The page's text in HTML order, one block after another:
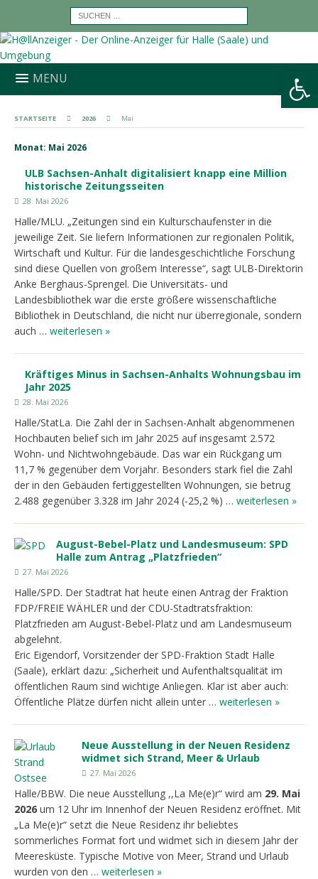
Werkzeugleiste öffnen
MENU
STARTSEITE 2026 Mai
Monat: Mai 2026
ULB Sachsen-Anhalt digitalisiert knapp eine Million
historische Zeitungsseiten
28. Mai 2026
Halle/MLU. „Zeitungen sind ein Kulturschaufenster in die
jeweilige Zeit. Sie liefern Informationen zur regionalen Politik,
Wirtschaft und Kultur. Für die landesgeschichtliche Forschung
sind diese Quellen von großem Interesse“, sagt ULB-Direktorin
Anke Berghaus-Sprengel. Die Universitäts- und
Landesbibliothek war die erste größere wissenschaftliche
Bibliothek in Deutschland, die nicht nur überregionale, sondern
auch … weiterlesen »
Kräftiges Minus in Sachsen-Anhalts Wohnungsbau im
Jahr 2025
28. Mai 2026
Halle/StatLa. Die Zahl der in Sachsen-Anhalt abgenommenen
Hochbauten belief sich im Jahr 2025 auf insgesamt 2.572
Wohn- und Nichtwohngebäude. Das war ein Rückgang um
11,7 % gegenüber dem Vorjahr. Besonders stark fiel die Zahl
der in den Gebäuden fertiggestellten Wohnungen, sie betrug
2.488 gegenüber 3.328 im Jahr 2024 (-25,2 %) … weiterlesen »
August-Bebel-Platz und Landesmuseum: SPD
Halle zum Antrag „Platzfrieden“
27. Mai 2026
Halle/SPD. Der Stadtrat hat heute einen Antrag der Fraktion
FDP/FREIE WÄHLER und der CDU-Stadtratsfraktion:
Platzfrieden am August-Bebel-Platz und am Landesmuseum
abgelehnt.
Eric Eigendorf, Vorsitzender der SPD-Fraktion Stadt Halle
(Saale), erklärt dazu: „Sicherheit und Aufenthaltsqualität im
öffentlichen Raum sind wichtige Anliegen. Klar ist aber auch:
Öffentliche Plätze dürfen nicht allein unter … weiterlesen »
Neue Ausstellung in der Neuen Residenz
widmet sich Strand, Meer & Urlaub
27. Mai 2026
Halle/BBW. Die neue Ausstellung ,,La Me(e)r“ wird am 29. Mai
2026 um 12 Uhr im Innenhof der Neuen Residenz eröffnet. Mit
„La Me(e)r“ setzt die Neue Residenz ihr beliebtes
sommerliches Format fort und widmet sich in diesem Jahr der
Meeresküste. Typische Motive von Meer, Strand und Urlaub
wurden von den … weiterlesen »